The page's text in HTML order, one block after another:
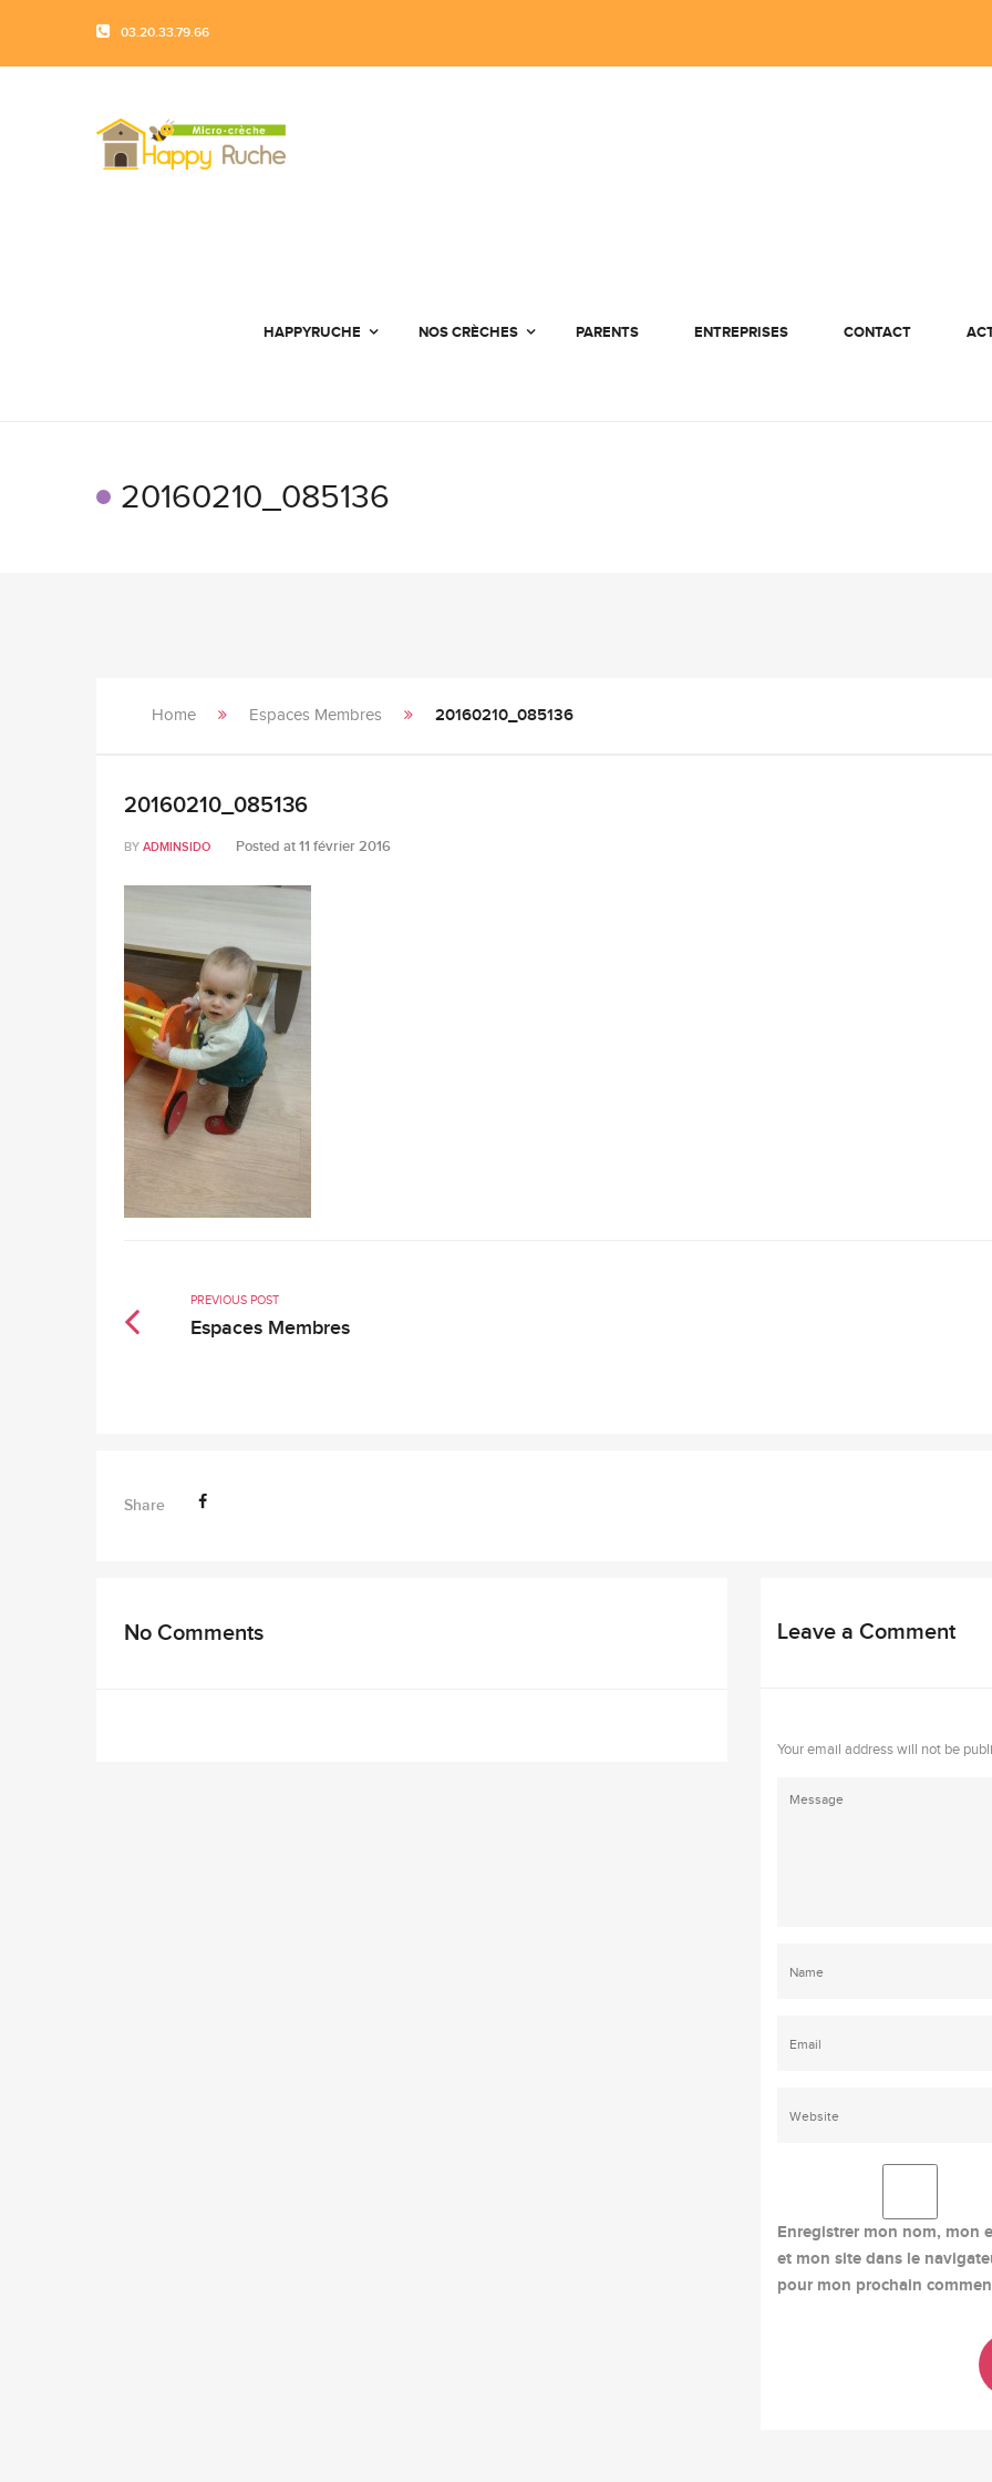
03.20.33.79.66
HAPPYRUCHE NOS CRÈCHES PARENTS ENTREPRISES CONTACT
20160210_085136
Home Espaces Membres 20160210_085136
20160210_085136
BY ADMINSIDO Posted at11 février 2016
PREVIOUS POST
Espaces Membres
Share
No Comments Leave a Comment
Your email address will not be
Enregistrer mon nom, mon
et mon site dans le
pour mon prochain